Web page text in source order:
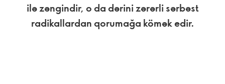
ilə zəngindir, o da dərini zərərli sərbəst
radikallardan qorumağa kömək edir.